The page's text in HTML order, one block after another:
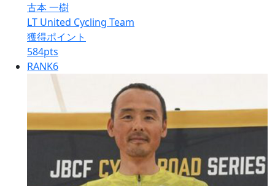
古本 一樹
LT United Cycling Team
獲得ポイント
584pts
RANK6